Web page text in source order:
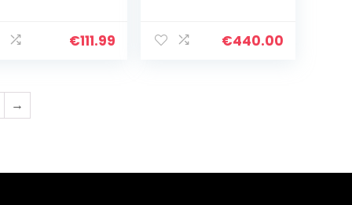
120kg
€111.99
rugleuning, 4D-
€440.00
→